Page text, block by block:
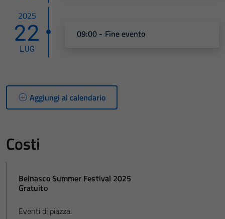
2025
22
LUG
09:00 - Fine evento
Aggiungi al calendario
Costi
Beinasco Summer Festival 2025
Gratuito
Eventi di piazza.